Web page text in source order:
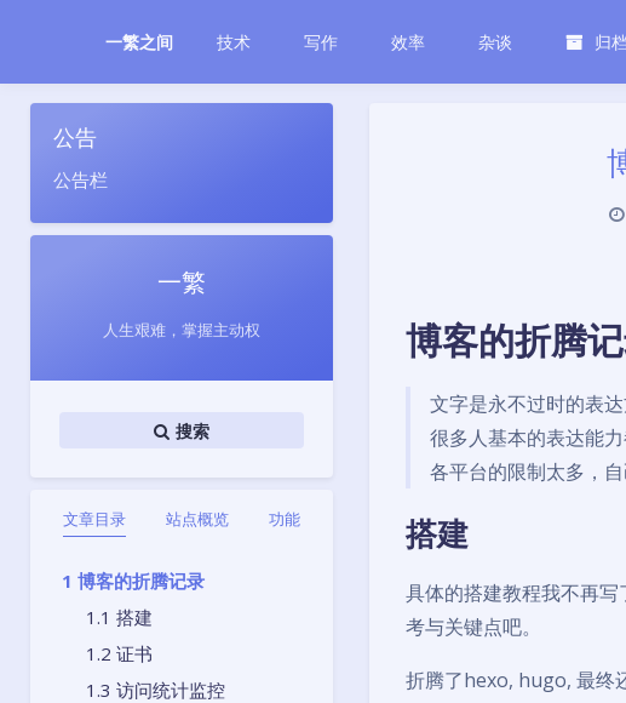
一繁之间 技术 写作 效率 杂谈 归档
公告
公告栏
一繁
人生艰难，掌握主动权
搜索
文章目录 站点概览 功能
博客的折腾记录
搭建
证书
访问统计监控
博客的折腾
文字是永不过时的表
很多人基本的表达能
各平台的限制太多，
搭建
具体的搭建教程我不再
考与关键点吧。
折腾了hexo, hugo, 最终